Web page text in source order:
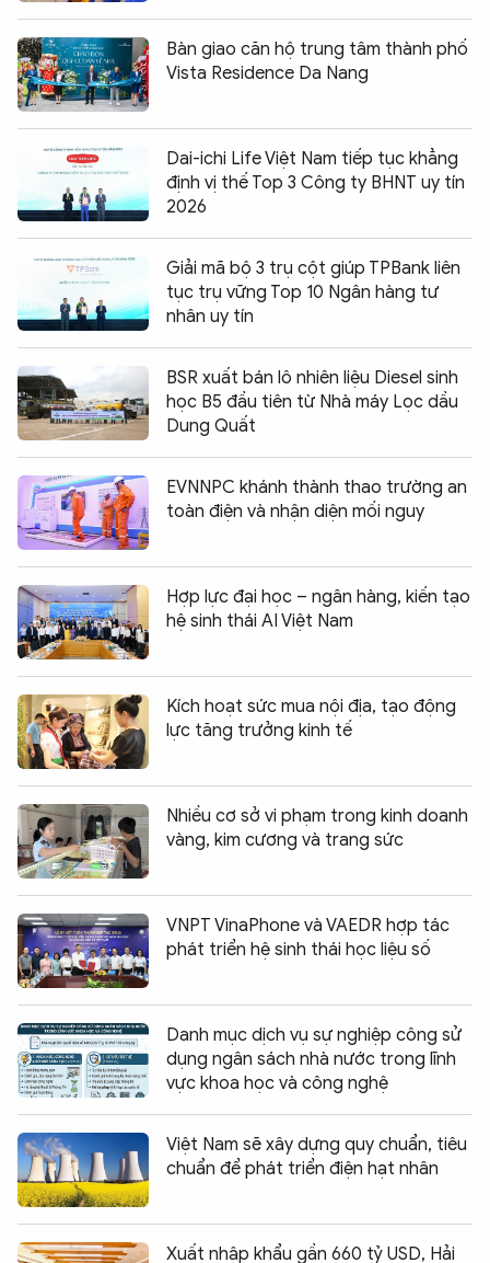
Bàn giao căn hộ trung tâm thành phố
Vista Residence Da Nang
Dai-ichi Life Việt Nam tiếp tục khẳng
định vị thế Top 3 Công ty BHNT uy tín
2026
Giải mã bộ 3 trụ cột giúp TPBank liên
tục trụ vững Top 10 Ngân hàng tư
nhân uy tín
BSR xuất bán lô nhiên liệu Diesel sinh
học B5 đầu tiên từ Nhà máy Lọc dầu
Dung Quất
EVNNPC khánh thành thao trường an
toàn điện và nhận diện mối nguy
Hợp lực đại học – ngân hàng, kiến tạo
hệ sinh thái AI Việt Nam
Kích hoạt sức mua nội địa, tạo động
lực tăng trưởng kinh tế
Nhiều cơ sở vi phạm trong kinh doanh
vàng, kim cương và trang sức
VNPT VinaPhone và VAEDR hợp tác
phát triển hệ sinh thái học liệu số
Danh mục dịch vụ sự nghiệp công sử
dụng ngân sách nhà nước trong lĩnh
vực khoa học và công nghệ
Việt Nam sẽ xây dựng quy chuẩn, tiêu
chuẩn để phát triển điện hạt nhân
Xuất nhập khẩu gần 660 tỷ USD, Hải